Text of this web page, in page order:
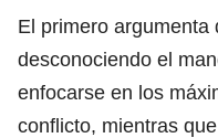
El primero argumenta
desconociendo el
enfocarse en los
conflicto, mientras